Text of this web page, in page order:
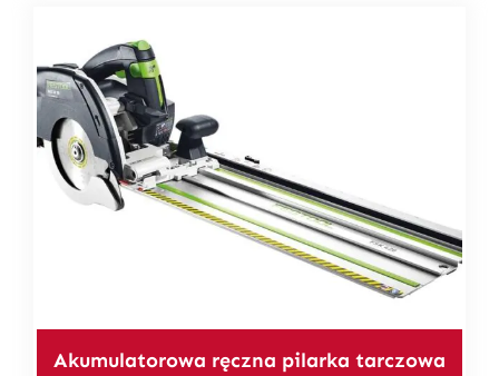
Akumulatorowa ręczna pilarka tarczowa